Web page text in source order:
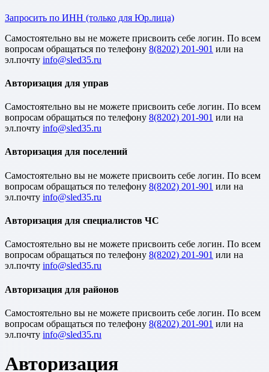
Запросить по ИНН (только для Юр.лица)
Cамостоятельно вы не можете присвоить себе логин. По всем
вопросам обращаться по телефону 8(8202) 201-901 или на
эл.почту
Авторизация для управ
Cамостоятельно вы не можете присвоить себе логин. По всем
вопросам обращаться по телефону 8(8202) 201-901 или на
эл.почту
Авторизация для поселений
Cамостоятельно вы не можете присвоить себе логин. По всем
вопросам обращаться по телефону 8(8202) 201-901 или на
эл.почту
Авторизация для специалистов ЧС
Cамостоятельно вы не можете присвоить себе логин. По всем
вопросам обращаться по телефону 8(8202) 201-901 или на
эл.почту
Авторизация для районов
Cамостоятельно вы не можете присвоить себе логин. По всем
вопросам обращаться по телефону 8(8202) 201-901 или на
эл.почту
Авторизация